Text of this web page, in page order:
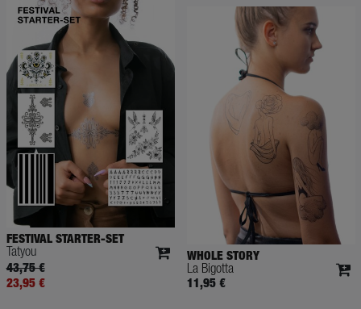
FESTIVAL STARTER-SET
Tatyou
43,75 €
23,95 €
WHOLE STORY
La Bigotta
11,95 €